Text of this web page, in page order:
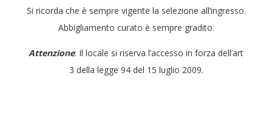
Si ricorda che è sempre vigente la selezione all’ingresso.
Abbigliamento curato è sempre gradito.
Attenzione: Il locale si riserva l’accesso in forza dell’art
3 della legge 94 del 15 luglio 2009.